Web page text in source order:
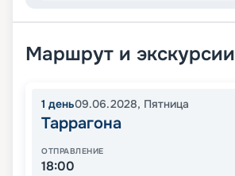
Маршрут и экскурсии
1 день09.06.2028, Пятница
Таррагона
ОТПРАВЛЕНИЕ
18:00